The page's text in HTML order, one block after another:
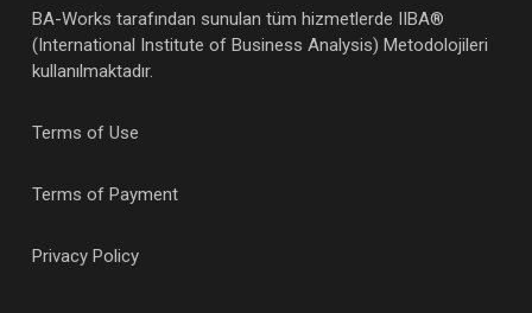
BA-Works tarafından sunulan tüm hizmetlerde IIBA®
(International Institute of Business Analysis) Metodolojileri
kullanılmaktadır.
Terms of Use
Terms of Payment
Privacy Policy